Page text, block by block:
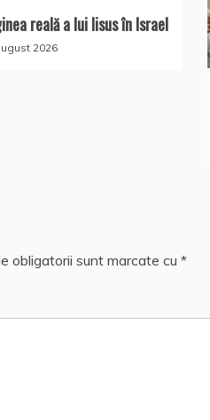
reală a lui Iisus în Israel
2026
obligatorii sunt marcate cu *